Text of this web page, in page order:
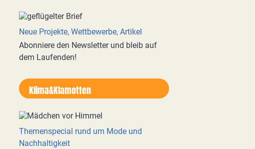
Neue Projekte, Wettbewerbe, Artikel
Abonniere den Newsletter und bleib auf
dem Laufenden!
Klima&Klamotten
Themenspecial rund um Mode und
Nachhaltigkeit